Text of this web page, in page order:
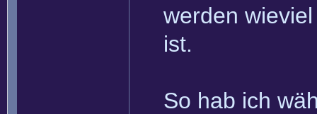
werden
ist.
So hab ich